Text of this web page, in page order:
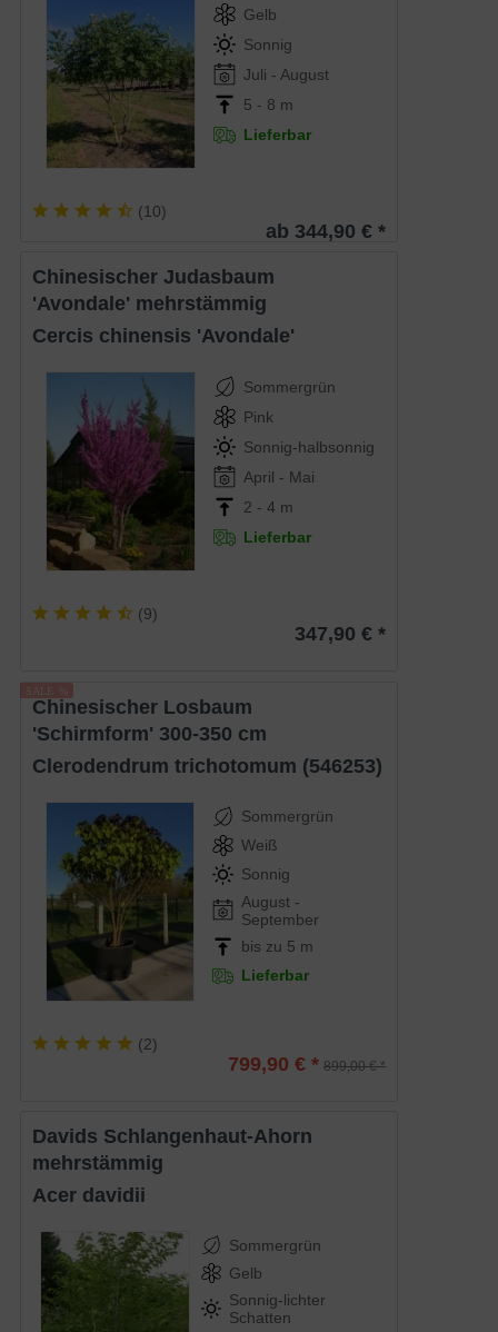
Gelb
Sonnig
Juli - August
5 - 8 m
Lieferbar
(10)
ab 344,90 € *
Chinesischer Judasbaum
'Avondale' mehrstämmig
Cercis chinensis 'Avondale'
Sommergrün
Pink
Sonnig-halbsonnig
April - Mai
2 - 4 m
Lieferbar
(9)
347,90 € *
Chinesischer Losbaum
'Schirmform' 300-350 cm
Clerodendrum trichotomum (546253)
Sommergrün
Weiß
Sonnig
August -
September
bis zu 5 m
Lieferbar
(2)
799,90 € * 899,00 € *
Davids Schlangenhaut-Ahorn
mehrstämmig
Acer davidii
Sommergrün
Gelb
Sonnig-lichter
Schatten